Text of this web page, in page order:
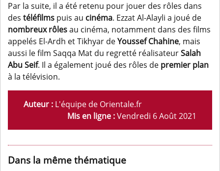
Par la suite, il a été retenu pour jouer des rôles dans
des téléfilms puis au cinéma. Ezzat Al-Alayli a joué de
nombreux rôlesau cinéma, notamment dans des films
appelés El-Ardh et Tikhyar deYoussef Chahine, mais
aussi le film Saqqa Mat du regretté réalisateurSalah
Abu Seif. Il a également joué des rôles de premier plan
à la télévision.
Auteur : L'équipe de Orientale.fr
Mis en ligne :Vendredi 6 Août 2021
Dans la même thématique